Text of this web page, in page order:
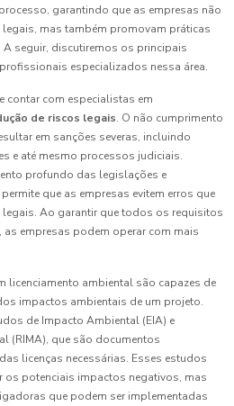
garantindo que as empresas não
mas também promovam práticas
A seguir, discutiremos os principais
especializados nessa área.
contar com especialistas em
de riscos legais. O não cumprimento
em sanções severas, incluindo
e até mesmo processos judiciais.
profundo das legislações e
que as empresas evitem erros que
Ao garantir que todos os requisitos
empresas podem operar com mais
licenciamento ambiental são capazes de
impactos ambientais de um projeto.
de Impacto Ambiental (EIA) e
(RIMA), que são documentos
licenças necessárias. Esses estudos
os potenciais impactos negativos, mas
que podem ser implementadas